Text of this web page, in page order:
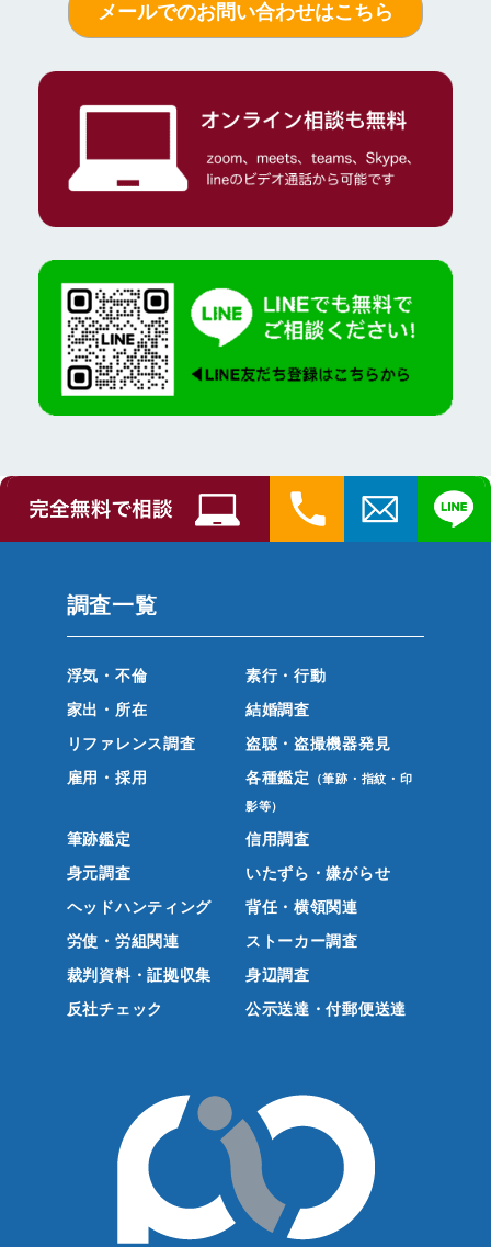
メールでのお問い合わせはこちら
調査一覧
浮気・不倫
素行・行動
家出・所在
結婚調査
リファレンス調査
盗聴・盗撮機器発見
雇用・採用
各種鑑定 （筆跡・指紋・印
影等）
筆跡鑑定
信用調査
身元調査
いたずら・嫌がらせ
ヘッドハンティング
背任・横領関連
労使・労組関連
ストーカー調査
裁判資料・証拠収集
身辺調査
反社チェック
公示送達・付郵便送達